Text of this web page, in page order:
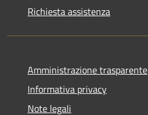
Richiesta assistenza
Amministrazione trasparente
Informativa privacy
Note legali